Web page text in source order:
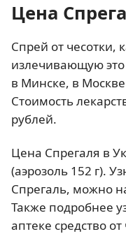
Цена
Спрей от чесотки,
излечивающую
в Минске, в
Стоимость
рублей.
Цена Спрегаля в
(аэрозоль 152 г).
Спрегаль, можно
Также подробнее
аптеке средство